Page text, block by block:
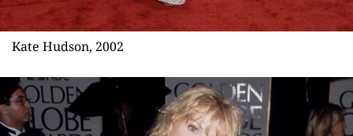
Kate Hudson, 2002